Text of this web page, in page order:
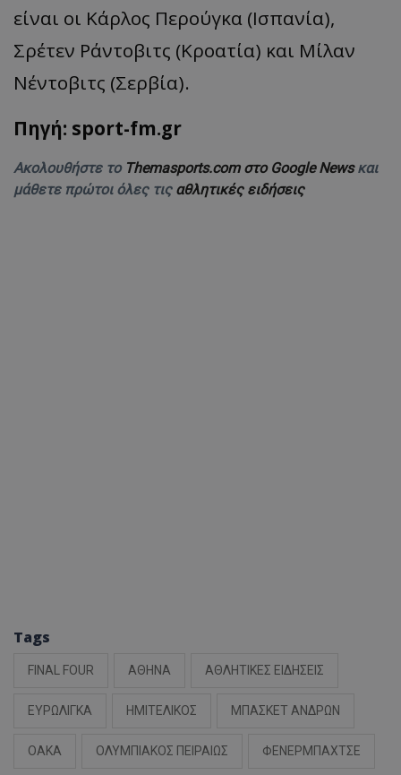
είναι οι Κάρλος Περούγκα (Ισπανία),
Σρέτεν Ράντοβιτς (Κροατία) και Μίλαν
Νέντοβιτς (Σερβία).
Πηγή: sport-fm.gr
Ακολουθήστε το Themasports.com στο Google Newsκαι
μάθετε πρώτοι όλες τις αθλητικές ειδήσεις
Tags
FINAL FOUR ΑΘΗΝΑ ΑΘΛΗΤΙΚΕΣ ΕΙΔΗΣΕΙΣ
ΕΥΡΩΛΙΓΚΑ ΗΜΙΤΕΛΙΚΟΣ ΜΠΑΣΚΕΤ ΑΝΔΡΩΝ
ΟΑΚΑ ΟΛΥΜΠΙΑΚΟΣ ΠΕΙΡΑΙΩΣ ΦΕΝΕΡΜΠΑΧΤΣΕ